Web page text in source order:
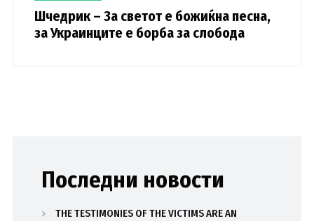
Шчедрик – За светот е божиќна песна,
за Украинците е борба за слобода
Последни новости
THE TESTIMONIES OF THE VICTIMS ARE AN